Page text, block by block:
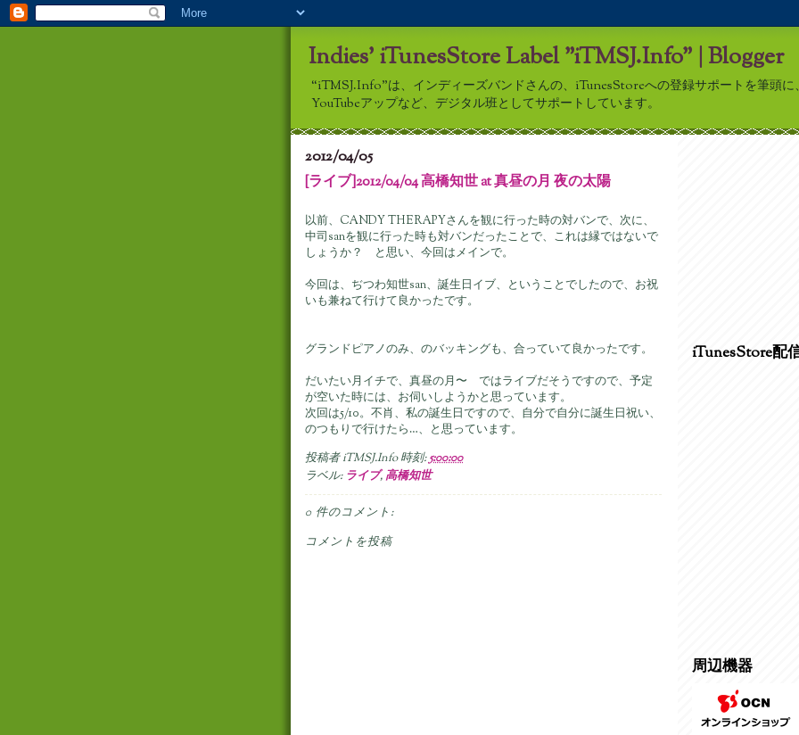
Indies' iTunesStore Label "iTMSJ.Info" | Blogger
“iTMSJ.Info”は、インディーズバンドさんの、iTunesStoreへの登録サポートを筆頭に
YouTubeアップなど、デジタル班としてサポートしています。
2012/04/05
[ライブ]2012/04/04 高橋知世 at 真昼の月 夜の太陽
以前、CANDY THERAPYさんを観に行った時の対バンで、次に、
中司sanを観に行った時も対バンだったことで、これは縁ではないで
しょうか？ と思い、今回はメインで。
今回は、ぢつわ知世san、誕生日イブ、ということでしたので、お祝
いも兼ねて行けて良かったです。
グランドピアノのみ、のバッキングも、合っていて良かったです。
だいたい月イチで、真昼の月〜 ではライブだそうですので、予定
が空いた時には、お伺いしようかと思っています。
次回は5/10。不肖、私の誕生日ですので、自分で自分に誕生日祝い、
のつもりで行けたら…、と思っています。
投稿者iTMSJ.Info 時刻:5:00:00
ラベル: ライブ,高橋知世
0 件のコメント:
コメントを投稿
iTunesStore配
周辺機器